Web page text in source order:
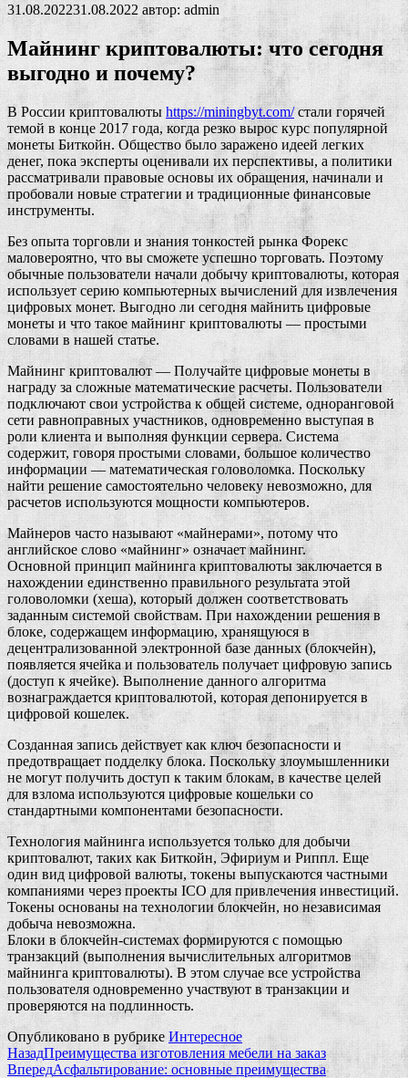
31.08.202231.08.2022 автор: admin
Майнинг криптовалюты: что сегодня
выгодно и почему?
В России криптовалюты https://miningbyt.com/стали горячей
темой в конце 2017 года, когда резко вырос курс популярной
монеты Биткойн. Общество было заражено идеей легких
денег, пока эксперты оценивали их перспективы, а политики
рассматривали правовые основы их обращения, начинали и
пробовали новые стратегии и традиционные финансовые
инструменты.
Без опыта торговли и знания тонкостей рынка Форекс
маловероятно, что вы сможете успешно торговать. Поэтому
обычные пользователи начали добычу криптовалюты, которая
использует серию компьютерных вычислений для извлечения
цифровых монет. Выгодно ли сегодня майнить цифровые
монеты и что такое майнинг криптовалюты — простыми
словами в нашей статье.
Майнинг криптовалют — Получайте цифровые монеты в
награду за сложные математические расчеты. Пользователи
подключают свои устройства к общей системе, одноранговой
сети равноправных участников, одновременно выступая в
роли клиента и выполняя функции сервера. Система
содержит, говоря простыми словами, большое количество
информации — математическая головоломка. Поскольку
найти решение самостоятельно человеку невозможно, для
расчетов используются мощности компьютеров.
Майнеров часто называют «майнерами», потому что
английское слово «майнинг» означает майнинг.
Основной принцип майнинга криптовалюты заключается в
нахождении единственно правильного результата этой
головоломки (хеша), который должен соответствовать
заданным системой свойствам. При нахождении решения в
блоке, содержащем информацию, хранящуюся в
децентрализованной электронной базе данных (блокчейн),
появляется ячейка и пользователь получает цифровую запись
(доступ к ячейке). Выполнение данного алгоритма
вознаграждается криптовалютой, которая депонируется в
цифровой кошелек.
Созданная запись действует как ключ безопасности и
предотвращает подделку блока. Поскольку злоумышленники
не могут получить доступ к таким блокам, в качестве целей
для взлома используются цифровые кошельки со
стандартными компонентами безопасности.
Технология майнинга используется только для добычи
криптовалют, таких как Биткойн, Эфириум и Риппл. Еще
один вид цифровой валюты, токены выпускаются частными
компаниями через проекты ICO для привлечения инвестиций.
Токены основаны на технологии блокчейн, но независимая
добыча невозможна.
Блоки в блокчейн-системах формируются с помощью
транзакций (выполнения вычислительных алгоритмов
майнинга криптовалюты). В этом случае все устройства
пользователя одновременно участвуют в транзакции и
проверяются на подлинность.
Опубликовано в рубрике Интересное
НазадПреимущества изготовления мебели на заказ
ВпередАсфальтирование: основные преимущества